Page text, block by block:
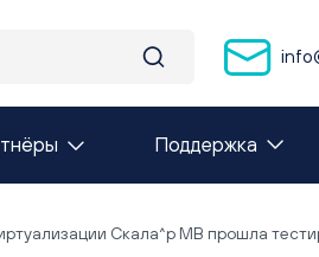
Поддержка
Скала^р МВ прошла